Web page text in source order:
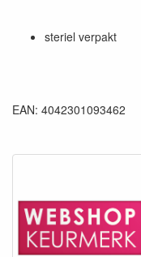
steriel verpakt
EAN: 4042301093462